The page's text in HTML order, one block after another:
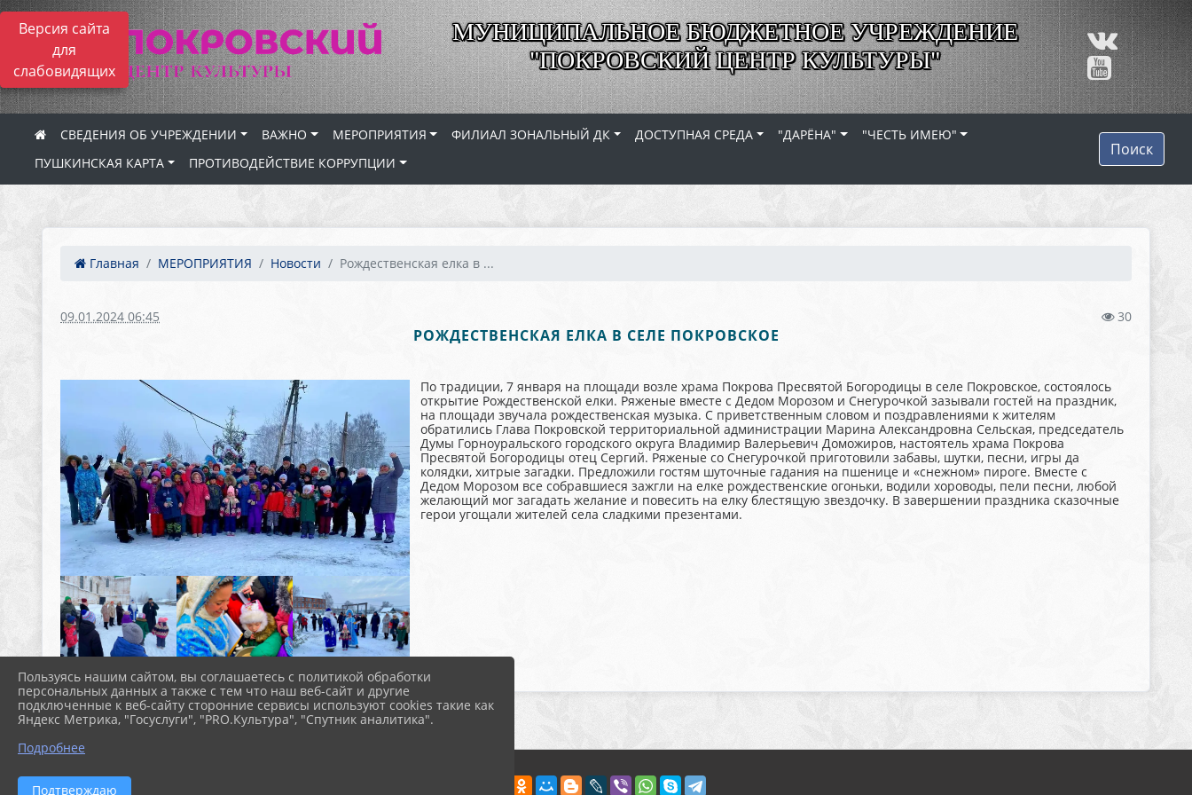
Версия сайта
для
слабовидящих
МУНИЦИПАЛЬНОЕ БЮДЖЕТНОЕ УЧРЕЖДЕНИЕ
"ПОКРОВСКИЙ ЦЕНТР КУЛЬТУРЫ"
СВЕДЕНИЯ ОБ УЧРЕЖДЕНИИ ВАЖНО МЕРОПРИЯТИЯ ФИЛИАЛ ЗОНАЛЬНЫЙ ДК ДОСТУПНАЯ СРЕДА "ДАРЁНА"
"ЧЕСТЬ ИМЕЮ"
ПУШКИНСКАЯ КАРТА
ПРОТИВОДЕЙСТВИЕ КОРРУПЦИИ
Поиск
Главная МЕРОПРИЯТИЯ Новости Рождественская елка в ...
09.01.2024 06:45 30
РОЖДЕСТВЕНСКАЯ ЕЛКА В СЕЛЕ ПОКРОВСКОЕ
По традиции, 7 января на площади возле храма Покрова Пресвятой Богородицы в селе Покровское, состоялось
открытие Рождественской елки. Ряженые вместе с Дедом Морозом и Снегурочкой зазывали гостей на праздник,
на площади звучала рождественская музыка. С приветственным словом и поздравлениями к жителям
обратились Глава Покровской территориальной администрации Марина Александровна Сельская, председатель
Думы Горноуральского городского округа Владимир Валерьевич Доможиров, настоятель храма Покрова
Пресвятой Богородицы отец Сергий. Ряженые со Снегурочкой приготовили забавы, шутки, песни, игры да
колядки, хитрые загадки. Предложили гостям шуточные гадания на пшенице и «снежном» пироге. Вместе с
Дедом Морозом все собравшиеся зажгли на елке рождественские огоньки, водили хороводы, пели песни, любой
желающий мог загадать желание и повесить на елку блестящую звездочку. В завершении праздника сказочные
герои угощали жителей села сладкими презентами.
Пользуясь нашим сайтом, вы соглашаетесь с политикой обработки
персональных данных а также с тем что наш веб-сайт и другие
подключенные к веб-сайту сторонние сервисы используют cookies такие как
Яндекс Метрика, "Госуслуги", "PRO.Культура", "Спутник аналитика".
Подробнее
Подтверждаю